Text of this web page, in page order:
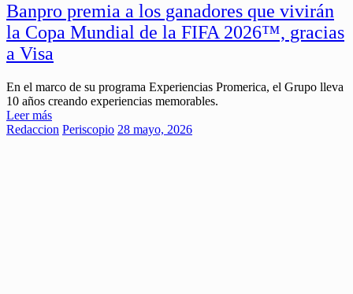
Banpro premia a los ganadores que vivirán
la Copa Mundial de la FIFA 2026™, gracias
a Visa
En el marco de su programa Experiencias Promerica, el Grupo lleva
10 años creando experiencias memorables.
Leer más
Redaccion Periscopio 28 mayo, 2026